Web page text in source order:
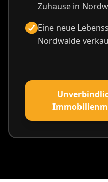
Zuhause in
Eine neue
Nordwalde